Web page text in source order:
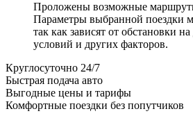
Проложены возможные
Параметры выбранной поездки
так как зависят от обстановки
условий и других факторов.
Круглосуточно 24/7
Быстрая подача авто
Выгодные цены и тарифы
Комфортные поездки без попутчиков